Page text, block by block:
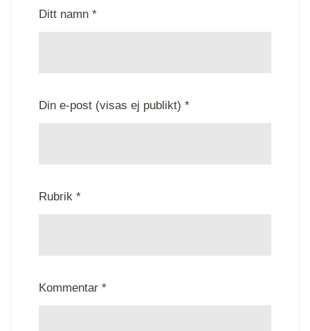
Ditt namn *
Din e-post (visas ej publikt) *
Rubrik *
Kommentar *